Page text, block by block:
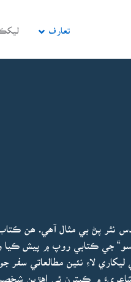
تعارف ليکڪ
نثر پڻ بي مثال آھي. ھن
جي ڪتابي روپ ۾ پيش ڪيا
لاءِ نئين مطالعاتي سفر جو
۾ ڪيترن ئي اهڙين